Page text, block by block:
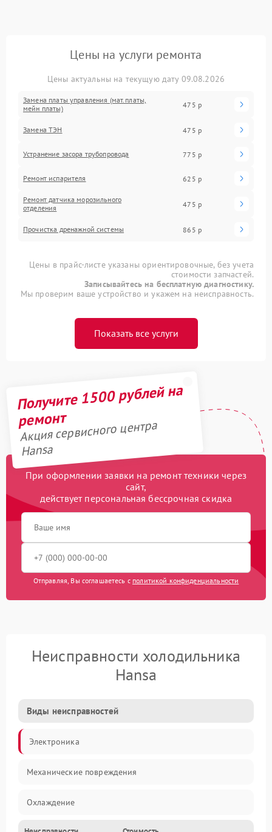
Цены на услуги ремонта
Цены актуальны на текущую дату 09.08.2026
Замена платы управления (мат.платы,
мейн платы)
475 р
Замена ТЭН 475 р
Устранение засора трубопровода 775 р
Ремонт испарителя 625 р
Ремонт датчика морозильного
отделения
475 р
Прочистка дренажной системы 865 р
Цены в прайс-листе указаны ориентировочные, без учета
стоимости запчастей.
Записывайтесь на бесплатную диагностику.
Мы проверим ваше устройство и укажем на неисправность.
Показать все услуги
Получите 1500 рублей на
ремонт
Акция сервисного центра
Hansa
При оформлении заявки на ремонт техники через
сайт,
действует персональная бессрочная скидка
Отправляя, Вы соглашаетесь с политикой конфиденциальности
Неисправности холодильника
Hansa
Виды неисправностей
Электроника
Механические повреждения
Охлаждение